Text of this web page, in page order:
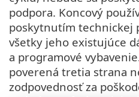
podpora. Koncový
poskytnutím technickej
všetky jeho existujúce
a programové
poverená tretia strana
zodpovednosť za